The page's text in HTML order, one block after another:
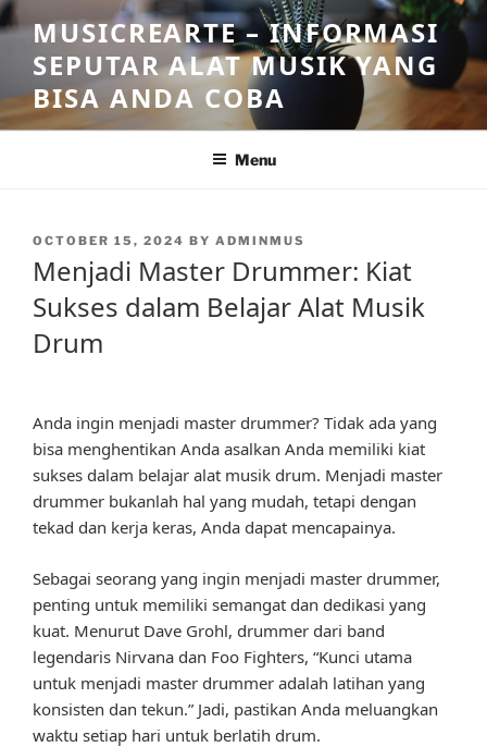
Skip
to
content
MUSICREARTE – INFORMASI
SEPUTAR ALAT MUSIK YANG
BISA ANDA COBA
Menu
POSTED
OCTOBER 15, 2024 BY ADMINMUS
Menjadi Master Drummer: Kiat
Sukses dalam Belajar Alat Musik
Drum
Anda ingin menjadi master drummer? Tidak ada yang
bisa menghentikan Anda asalkan Anda memiliki kiat
sukses dalam belajar alat musik drum. Menjadi master
drummer bukanlah hal yang mudah, tetapi dengan
tekad dan kerja keras, Anda dapat mencapainya.
Sebagai seorang yang ingin menjadi master drummer,
penting untuk memiliki semangat dan dedikasi yang
kuat. Menurut Dave Grohl, drummer dari band
legendaris Nirvana dan Foo Fighters, “Kunci utama
untuk menjadi master drummer adalah latihan yang
konsisten dan tekun.” Jadi, pastikan Anda meluangkan
waktu setiap hari untuk berlatih drum.